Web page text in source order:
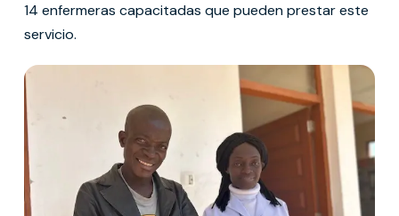
14 enfermeras capacitadas que pueden prestar este
servicio.